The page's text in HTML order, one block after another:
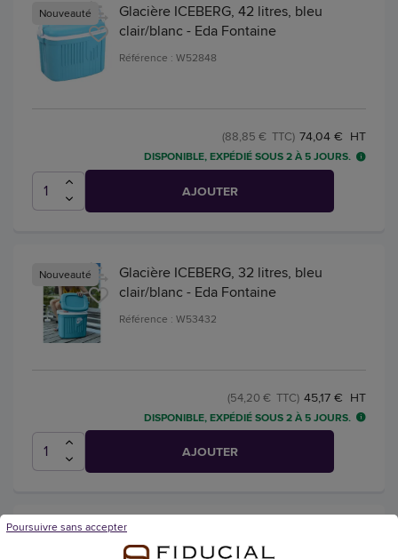
Nouveauté
Glacière ICEBERG, 42 litres, bleu
clair/blanc - Eda Fontaine
Référence : W52848
74,04 € HT
(88,85 € TTC)
DISPONIBLE, EXPÉDIÉ SOUS 2 À 5 JOURS.
AJOUTER
Nouveauté
Glacière ICEBERG, 32 litres, bleu
clair/blanc - Eda Fontaine
Référence : W53432
45,17 € HT
(54,20 € TTC)
DISPONIBLE, EXPÉDIÉ SOUS 2 À 5 JOURS.
AJOUTER
Nouveauté
Glacière KK 28, capacité 28 litres, noir
- AEG
Poursuivre sans accepter